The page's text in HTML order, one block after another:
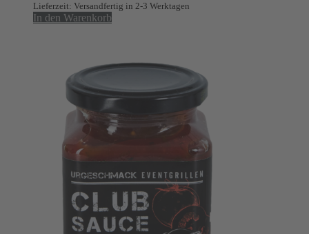
Lieferzeit: Versandfertig in 2-3 Werktagen
In den Warenkorb